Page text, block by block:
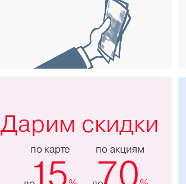
Дарим скидки
по карте по акциям